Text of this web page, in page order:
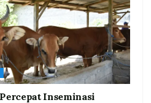
Inseminasi